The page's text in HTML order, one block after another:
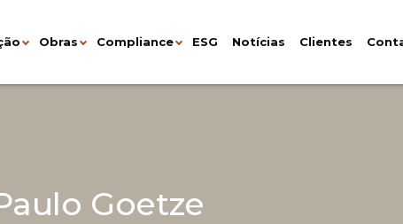
Obras Compliance ESG Notícias Clientes
Goetze